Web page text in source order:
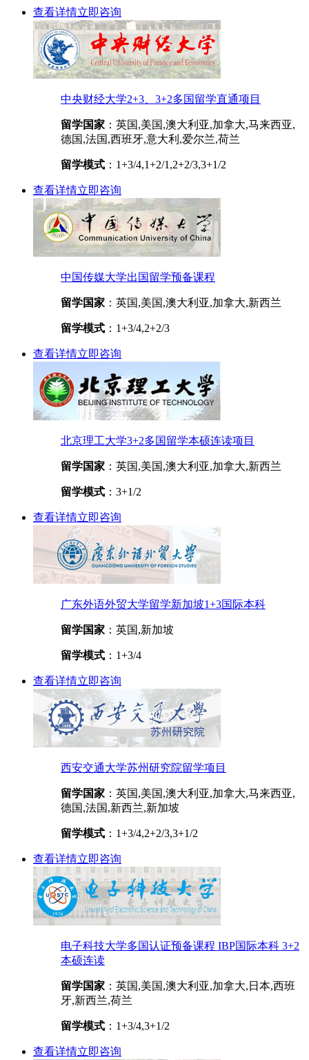
查看详情立即咨询
中央财经大学2+3、3+2多国留学直通项目
留学国家 ：英国,美国,澳大利亚,加拿大,马来西亚,
德国,法国,西班牙,意大利,爱尔兰,荷兰
留学模式 ：1+3/4,1+2/1,2+2/3,3+1/2
查看详情立即咨询
中国传媒大学出国留学预备课程
留学国家 ：英国,美国,澳大利亚,加拿大,新西兰
留学模式 ：1+3/4,2+2/3
查看详情立即咨询
北京理工大学3+2多国留学本硕连读项目
留学国家 ：英国,美国,澳大利亚,加拿大,新西兰
留学模式 ：3+1/2
查看详情立即咨询
广东外语外贸大学留学新加坡1+3国际本科
留学国家 ：英国,新加坡
留学模式 ：1+3/4
查看详情立即咨询
西安交通大学苏州研究院留学项目
留学国家 ：英国,美国,澳大利亚,加拿大,马来西亚,
德国,法国,新西兰,新加坡
留学模式 ：1+3/4,2+2/3,3+1/2
查看详情立即咨询
电子科技大学多国认证预备课程 IBP国际本科 3+2
本硕连读
留学国家 ：英国,美国,澳大利亚,加拿大,日本,西班
牙,新西兰,荷兰
留学模式 ：1+3/4,3+1/2
查看详情立即咨询